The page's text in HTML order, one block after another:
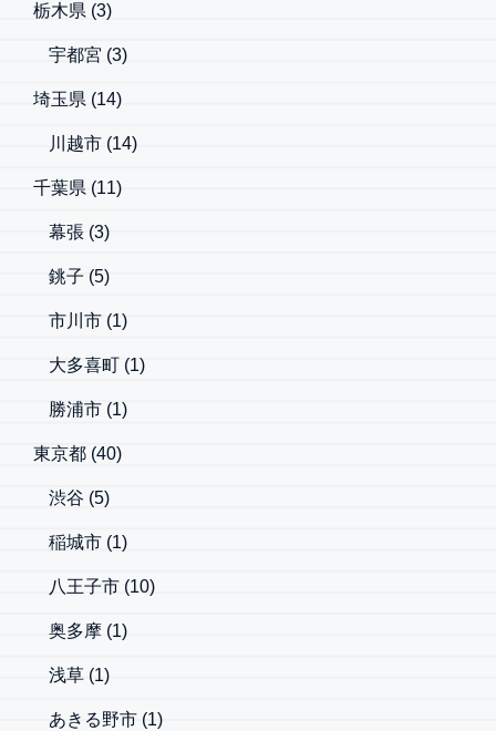
栃木県 (3)
宇都宮 (3)
埼玉県 (14)
川越市 (14)
千葉県 (11)
幕張 (3)
銚子 (5)
市川市 (1)
大多喜町 (1)
勝浦市 (1)
東京都 (40)
渋谷 (5)
稲城市 (1)
八王子市 (10)
奥多摩 (1)
浅草 (1)
あきる野市 (1)